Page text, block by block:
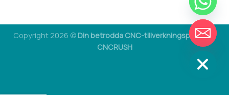
Copyright 2026 © Din betrodda CNC-tillverkningspartner -
CNCRUSH
DÖLJ
CHATY